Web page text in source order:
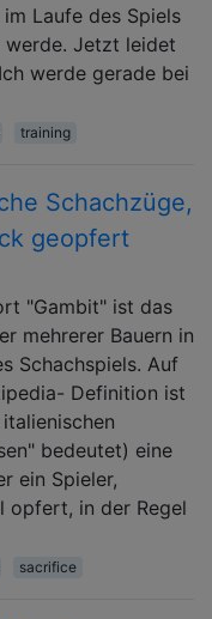
Laufe des Spiels
werde. Jetzt leidet
werde gerade bei
training
Schachzüge,
geopfert
"Gambit" ist das
mehrerer Bauern in
Schachspiels. Auf
Definition ist
bedeutet) eine
ein Spieler,
opfert, in der Regel
sacrifice